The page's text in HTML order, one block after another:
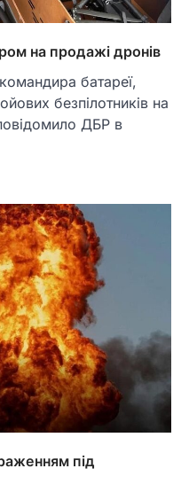
на продажі дронів
батареї,
безпілотників на
ДБР в
під